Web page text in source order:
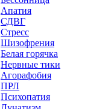
Апатия
СДВГ
Стресс
Шизофрения
Белая горячка
Нервные тики
Агорафобия
ПРЛ
Психопатия